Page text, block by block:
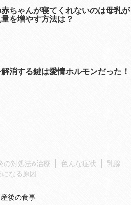
ちゃんが寝てくれないのは母乳が
を増やす方法は？
消する鍵は愛情ホルモンだった！
の対処法&治療 色んな症状
乳腺
になる原因
産後の食事